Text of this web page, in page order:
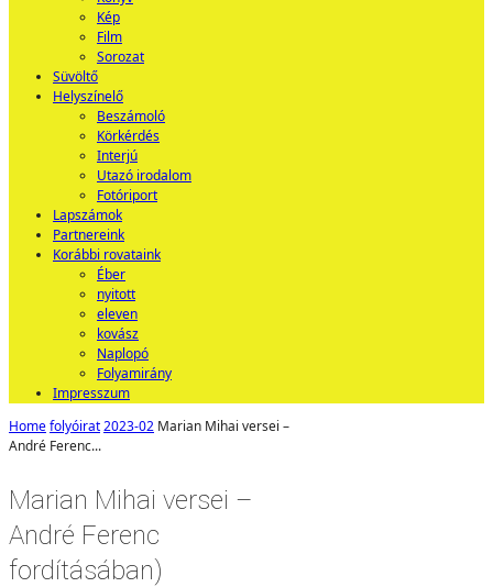
Kép
Film
Sorozat
Süvöltő
Helyszínelő
Beszámoló
Körkérdés
Interjú
Utazó irodalom
Fotóriport
Lapszámok
Partnereink
Korábbi rovataink
Éber
nyitott
eleven
kovász
Naplopó
Folyamirány
Impresszum
Homefolyóirat2023-02 Marian Mihai versei –
André Ferenc...
Marian Mihai versei –
André Ferenc
fordításában)